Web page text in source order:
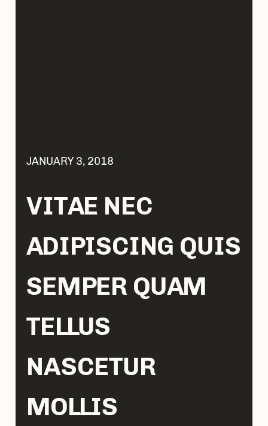
JANUARY 3, 2018
VITAE NEC
ADIPISCING QUIS
SEMPER QUAM
TELLUS
NASCETUR
MOLLIS